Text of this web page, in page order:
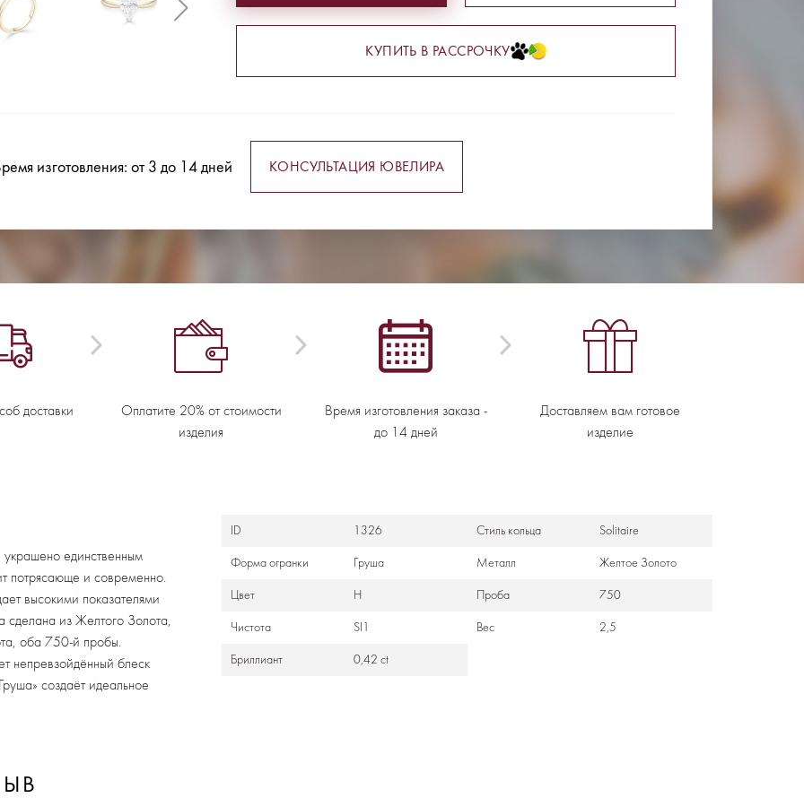
КУПИТЬ В РАССРОЧКУ
изготовления: от 3 до 14 дней КОНСУЛЬТАЦИЯ ЮВЕЛИРА
доставки
Оплатите 20% от стоимости
изделия
Время изготовления заказа -
до 14 дней
Доставляем вам готовое
изделие
единственным
потрясающе и современно.
высокими показателями
сделана из Желтого Золота,
оба 750-й пробы.
непревзойдённый блеск
создаёт идеальное
ID 1326 Стиль кольца Solitaire
Формa огранки Груша Металл Желтое Золото
Цвет Н Проба 750
Чистота SI1 Вес 2,5
Бриллиант 0,42 ct